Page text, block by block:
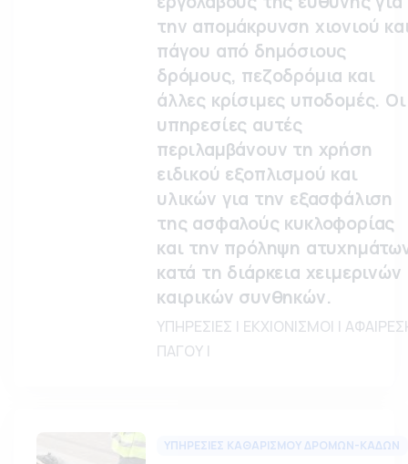
την απομάκρυνση χιονιού
πάγου από δημόσιους
δρόμους, πεζοδρόμια και
άλλες κρίσιμες υποδομές. Οι
υπηρεσίες αυτές
περιλαμβάνουν τη χρήση
ειδικού εξοπλισμού και
υλικών για την εξασφάλιση
της ασφαλούς κυκλοφορίας
και την πρόληψη
κατά τη διάρκεια χειμερινών
καιρικών συνθηκών.
ΥΠΗΡΕΣΙΕΣ | ΕΚΧΙΟΝΙΣΜΟΙ |
ΠΑΓΟΥ |
ΥΠΗΡΕΣΙΕΣ ΚΑΘΑΡΙΣΜΟΥ ΔΡΟΜΩΝ-ΚΑΔΩΝ